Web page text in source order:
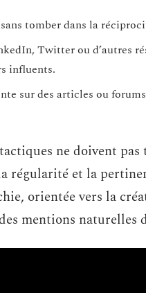
sans tomber dans la
Twitter ou d’autres
influents.
sur des articles ou
ne doivent
la régularité et la
orientée vers la
mentions naturelles